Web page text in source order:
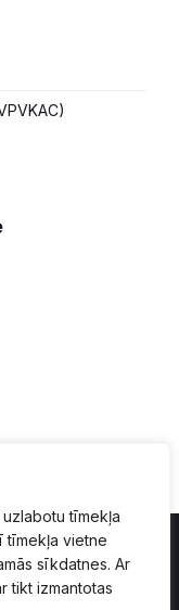
tīmekļa
tīmekļa vietne
sīkdatnes. Ar
tikt izmantotas
Lapas karte